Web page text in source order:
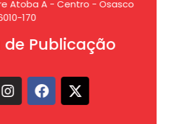
Atoba A - Centro - Osasco
170
de Publicação